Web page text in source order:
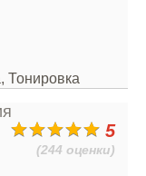
Тонировка
5
(244 оценки)